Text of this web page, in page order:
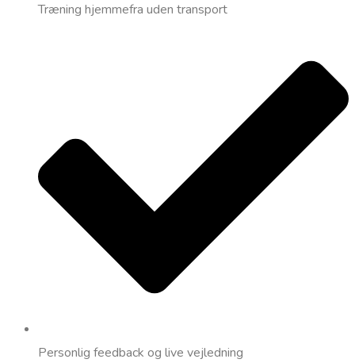
Træning hjemmefra uden transport
Personlig feedback og live vejledning